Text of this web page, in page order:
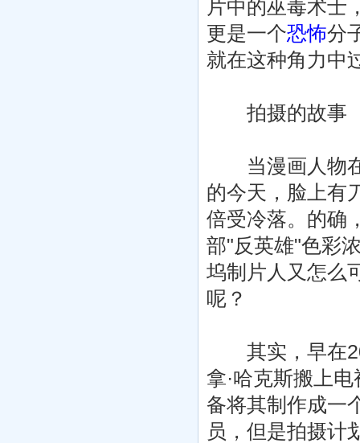
片中的巫毒术士
更是一个恐怖分
就在这种角力中
拍摄的故事
当漫画人物在
的今天，脸上有
倍受冷落。的确
部"反英雄"色彩
坞制片人又怎么
呢？
其实，早在
拿·哈克斯搬上
备将其制作成一
员，但是拍摄计